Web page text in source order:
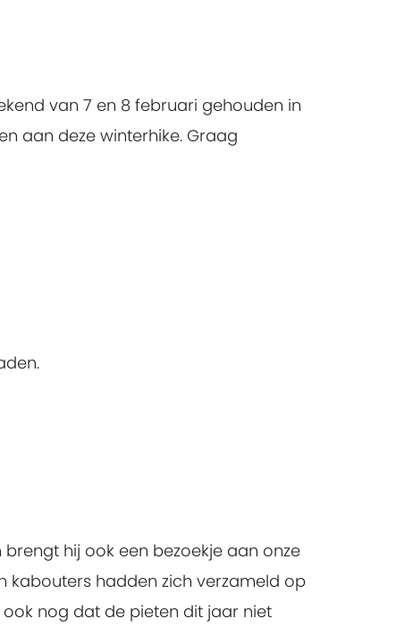
van 7 en 8 februari gehouden in
aan deze winterhike. Graag
hij ook een bezoekje aan onze
kabouters hadden zich verzameld op
nog dat de pieten dit jaar niet